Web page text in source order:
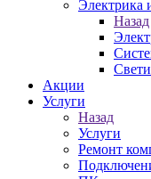
Электрика
Назад
Акции
Услуги
Назад
Услуги
Ремонт